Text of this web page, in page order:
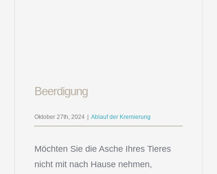
Beerdigung
Oktober 27th, 2024 Ablauf der Kremierung
Möchten Sie die Asche Ihres Tieres
nicht mit nach Hause nehmen,